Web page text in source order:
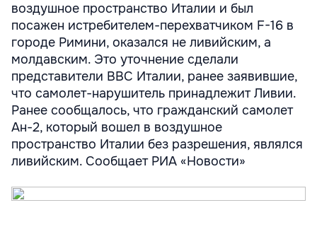
воздушное пространство Италии и был
посажен истребителем-перехватчиком F-16 в
городе Римини, оказался не ливийским, а
молдавским. Это уточнение сделали
представители ВВС Италии, ранее заявившие,
что самолет-нарушитель принадлежит Ливии.
Ранее сообщалось, что гражданский самолет
Ан-2, который вошел в воздушное
пространство Италии без разрешения, являлся
ливийским. Cообщает РИА «Новости»